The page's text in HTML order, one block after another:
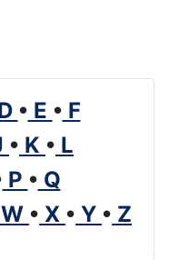
• E • F
• K • L
P • Q
W • X • Y • Z